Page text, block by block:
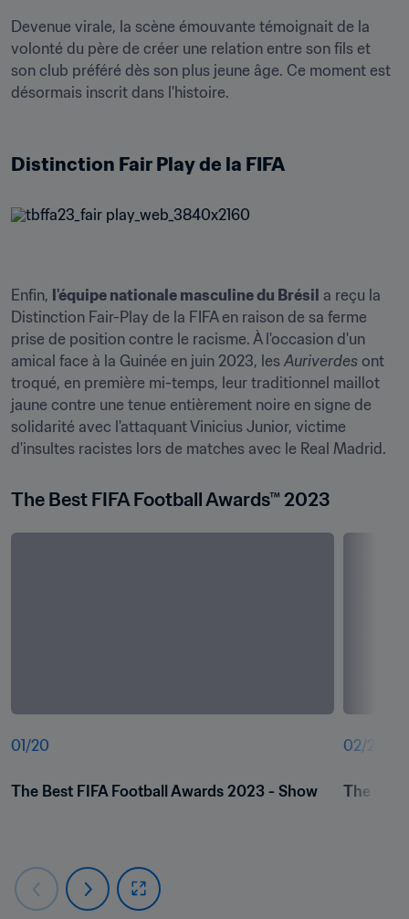
Devenue virale, la scène émouvante témoignait de la
volonté du père de créer une relation entre son fils et
son club préféré dès son plus jeune âge. Ce moment est
désormais inscrit dans l'histoire.
Distinction Fair Play de la FIFA
Enfin, l'équipe nationale masculine du Brésil a reçu la
Distinction Fair-Play de la FIFA en raison de sa ferme
prise de position contre le racisme. À l'occasion d'un
amical face à la Guinée en juin 2023, les Auriverdes ont
troqué, en première mi-temps, leur traditionnel maillot
jaune contre une tenue entièrement noire en signe de
solidarité avec l'attaquant Vinicius Junior, victime
d'insultes racistes lors de matches avec le Real Madrid.
The Best FIFA Football Awards™ 2023
01 /20
The Best FIFA Football Awards 2023 - Show
02/20
The